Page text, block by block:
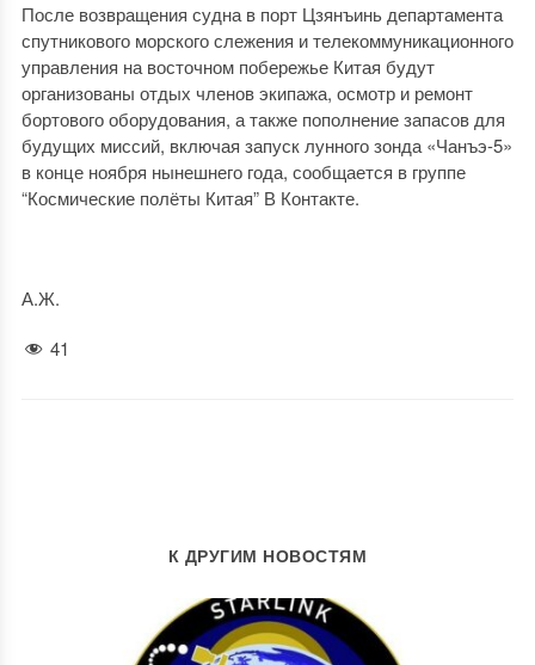
После возвращения судна в порт Цзянъинь департамента
спутникового морского слежения и телекоммуникационного
управления на восточном побережье Китая будут
организованы отдых членов экипажа, осмотр и ремонт
бортового оборудования, а также пополнение запасов для
будущих миссий, включая запуск лунного зонда «Чанъэ-5»
в конце ноября нынешнего года, сообщается в группе
“Космические полёты Китая” В Контакте.
А.Ж.
41
К ДРУГИМ НОВОСТЯМ